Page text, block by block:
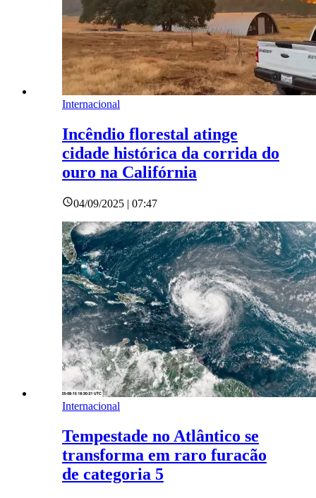
Internacional
Incêndio florestal atinge
cidade histórica da corrida do
ouro na Califórnia
04/09/2025 | 07:47
Internacional
Tempestade no Atlântico se
transforma em raro furacão
de categoria 5